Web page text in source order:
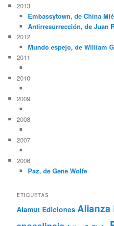
2013
Embassytown, de China
Antirresurrección, de Juan
2012
Mundo espejo, de William
2011
2010
2009
2008
2007
2006
Paz, de Gene Wolfe
ETIQUETAS
Alamut Ediciones Alianza